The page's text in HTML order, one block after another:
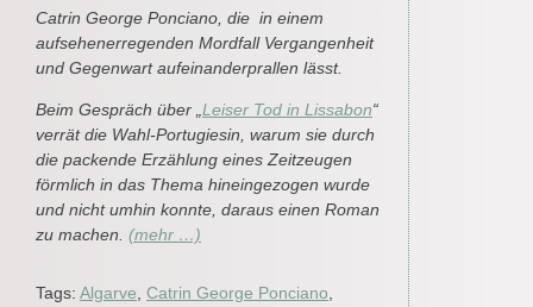
Catrin George Ponciano, die in einem
aufsehenerregenden Mordfall Vergangenheit
und Gegenwart aufeinanderprallen lässt.
Beim Gespräch über „ Leiser Tod in Lissabon“
verrät die Wahl-Portugiesin, warum sie durch
die packende Erzählung eines Zeitzeugen
förmlich in das Thema hineingezogen wurde
und nicht umhin konnte, daraus einen Roman
zu machen. (mehr …)
Tags: Algarve Catrin George Ponciano